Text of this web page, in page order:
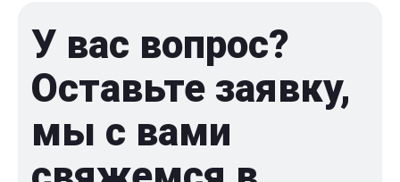
У вас вопрос?
Оставьте заявку,
мы с вами